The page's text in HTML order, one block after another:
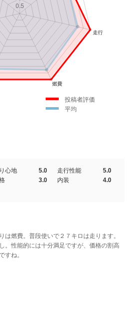
投稿者評価
平均
心地 5.0 走行性能
5.0
3.0 内装
4.0
は燃費。普段使いで２７キロは走ります。
。性能的には十分満足ですが、価格の割高
すね。